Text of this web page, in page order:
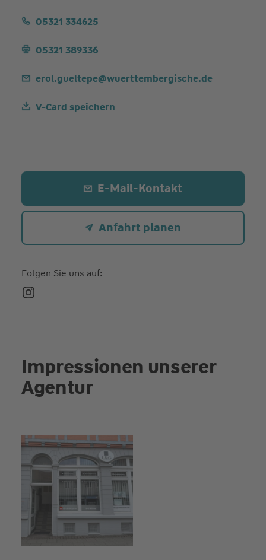
05321 334625
05321 389336
erol.gueltepe@wuerttembergische.de
V-Card speichern
E-Mail-Kontakt
Anfahrt planen
Folgen Sie uns auf:
Impressionen unserer
Agentur